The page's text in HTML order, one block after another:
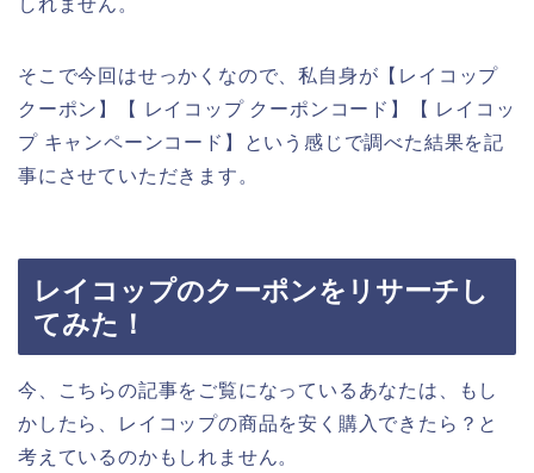
しれません。
そこで今回はせっかくなので、私自身が【レイコップ
クーポン】【 レイコップ クーポンコード】【 レイコッ
プ キャンペーンコード】という感じで調べた結果を記
事にさせていただきます。
レイコップのクーポンをリサーチし
てみた！
今、こちらの記事をご覧になっているあなたは、もし
かしたら、レイコップの商品を安く購入できたら？と
考えているのかもしれません。